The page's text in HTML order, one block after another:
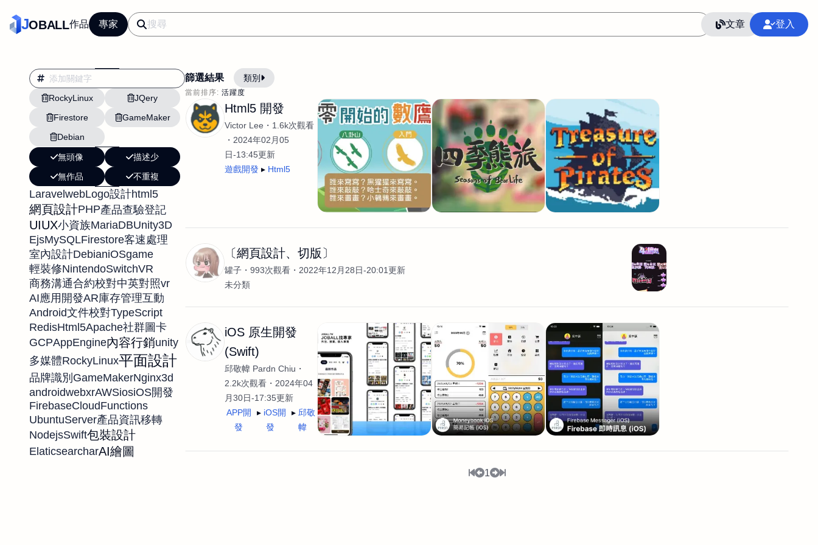
JOBALL作品 專家 文章 登入
RockyLinux
JQery
Firestore
GameMaker
Debian
無頭像
描述少
無作品
不重複
LaravelwebLogo設計html5
網頁設計PHP產品查驗登記
UIUX小資族MariaDBUnity3D
EjsMySQLFirestore客速處理
室內設計DebianiOSgame
輕裝修NintendoSwitchVR
商務溝通合約校對中英對照vr
AI應用開發AR庫存管理互動
Android文件校對TypeScript
RedisHtml5Apache社群圖卡
GCPAppEngine內容行銷unity
多媒體RockyLinux平面設計
品牌識別 GameMakerNginx3d
androidwebxrAWSiosiOS開發
FirebaseCloudFunctions
UbuntuServer產品資訊移轉
NodejsSwift包裝設計
ElaticsearcharAI繪圖
篩選結果 類別
當前排序: 活躍度
翻譯 AI應用 AI 網頁設計 軟體開發 網站架設網頁製作 語言 整合行銷公關
影片剪輯
平面設計師 AI影片製作 P圖改圖修圖 廣告操作 SEO CRM GoogleAnalytics
設計插畫
pt副業 商業攝影 廣告行銷服務 室內設計 網站開發 接案 照片後製修圖
網站設計與架設
WordPress網站架設與網站維護救援 生產設計 網頁製作 SCI醫學論文寫作投稿 Flutter
影像設計 視覺設計 自我介紹 業務外包 設計建模渲染 Solidworks 插畫
電商自媒體平面設計 長篇文案短 影片製作 長篇文案 設計 動畫製作 服務項目
Html5 開發
Victor Lee
1.6k次觀看
2024年02月05
日-13:45更新
遊戲開發
Html5
〔網頁設計、切版〕
罐子 993次觀看
2022年12月28日-20:01更新
未分類
iOS 原生開發
(Swift)
邱敬幃 Pardn Chiu
2.2k次觀看
2024年04
月30日-17:35更新
APP開
發
iOS開
發
邱敬
幃
1